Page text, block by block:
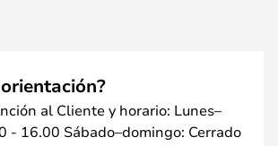
al Cliente y horario: Lunes–
- 16.00 Sábado–domingo: Cerrado